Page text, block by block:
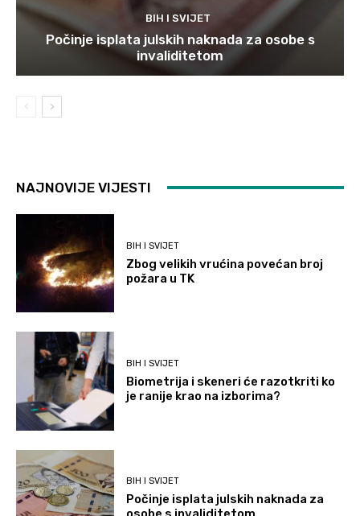
BIH I SVIJET
Počinje isplata julskih naknada za osobe s
invaliditetom
NAJNOVIJE VIJESTI
BIH I SVIJET
Zbog velikih vrućina povećan broj
požara u TK
BIH I SVIJET
Biometrija i skeneri će razotkriti ko
je ranije krao na izborima?
BIH I SVIJET
Počinje isplata julskih naknada za